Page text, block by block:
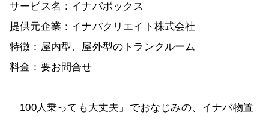
サービス名：イナバボックス
提供元企業：イナバクリエイト株式会社
特徴：屋内型、屋外型のトランクルーム
料金：要お問合せ
「100人乗っても大丈夫」でおなじみの、イナバ物置